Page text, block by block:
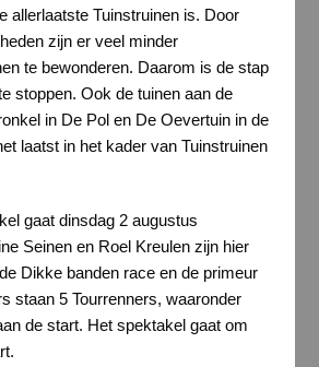
allerlaatste Tuinstruinen is. Door
zijn er veel minder
te bewonderen. Daarom is de stap
stoppen. Ook de tuinen aan de
in De Pol en De Oevertuin in de
laatst in het kader van Tuinstruinen
gaat dinsdag 2 augustus
Seinen en Roel Kreulen zijn hier
Dikke banden race en de primeur
staan 5 Tourrenners, waaronder
de start. Het spektakel gaat om